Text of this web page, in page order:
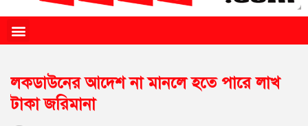
লকডাউনের আদেশ না মানলে হতে পারে লাখ
টাকা জরিমানা